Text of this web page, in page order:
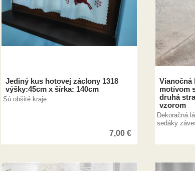
Jediný kus hotovej záclony 1318
výšky:45cm x šírka: 140cm
Sú obšité kraje.
7,00€
Vianočná
motívom
druhá
vzorom
Dekoračná
sedáky